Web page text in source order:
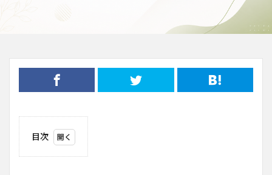
目次